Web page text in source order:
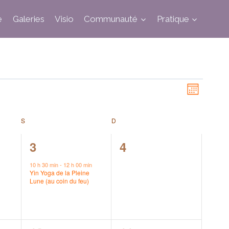
Galeries Visio Communauté Pratique
par
Mois
S D
1
évènement,
3
10 h 30 min- 12 h 00 min
Yin Yoga de la Pleine
Lune (au coin du feu)
0
4